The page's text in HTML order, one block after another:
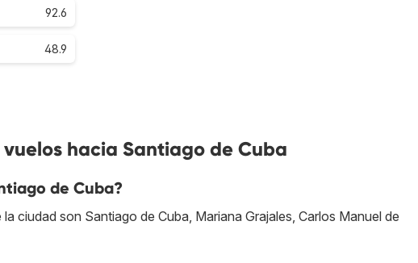
92.6
48.9
hacia Santiago de Cuba
de Cuba?
ciudad son Santiago de Cuba, Mariana Grajales, Carlos Manuel de